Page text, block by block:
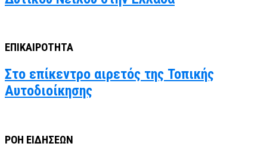
ΕΠΙΚΑΙΡΟΤΗΤΑ
Στο επίκεντρο αιρετός της Τοπικής
Αυτοδιοίκησης
ΡΟΗ ΕΙΔΗΣΕΩΝ